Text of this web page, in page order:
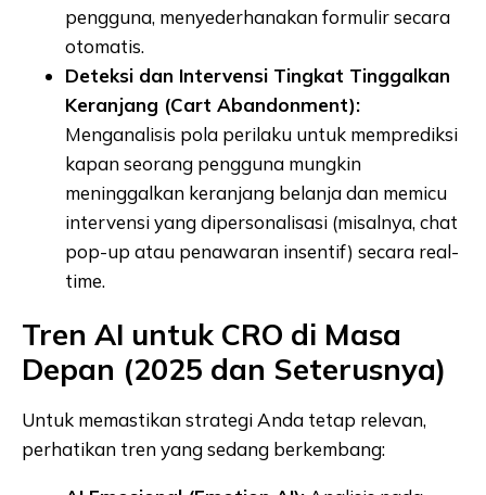
pengguna, menyederhanakan formulir secara
otomatis.
Deteksi dan Intervensi Tingkat Tinggalkan
Keranjang (Cart Abandonment):
Menganalisis pola perilaku untuk memprediksi
kapan seorang pengguna mungkin
meninggalkan keranjang belanja dan memicu
intervensi yang dipersonalisasi (misalnya, chat
pop-up atau penawaran insentif) secara real-
time.
Tren AI untuk CRO di Masa
Depan (2025 dan Seterusnya)
Untuk memastikan strategi Anda tetap relevan,
perhatikan tren yang sedang berkembang: